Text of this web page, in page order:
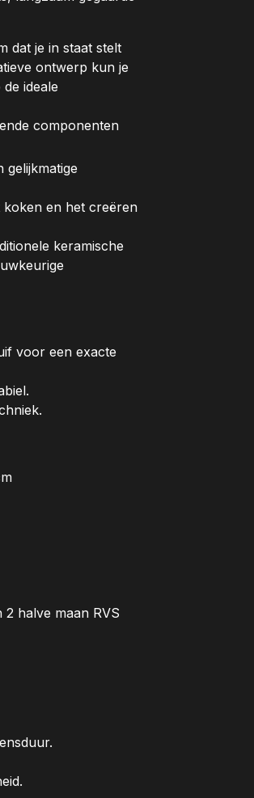
dat je in staat stelt
ontwerp kun je
ideale
componenten
koken en het creëren
keramische
voor een exacte
halve maan RVS